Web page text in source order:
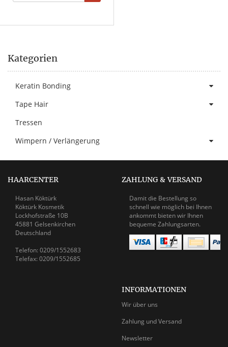
Kategorien
Keratin Bonding
Tape Hair
Tressen
Wimpern / Verlängerung
HAARCENTER
Hasan Köktürk
Köktürk Kosmetik
Lockhofstraße 10B
45881 Gelsenkirchen
Deutschland
Telefon: 0209/1552683
Telefax: 0209/1552685
ZAHLUNG & VERSAND
Damit die Bestellung so
schnell wie möglich bei Ihnen
ankommt bieten wir Ihnen
bequeme Zahlungsarten.
INFORMATIONEN
Wir über uns
Zahlung und Versand
Newsletter